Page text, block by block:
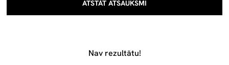
ATSTĀT ATSAUKSMI
Nav rezultātu!